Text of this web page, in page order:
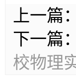
上一篇：
下一篇：
校物理